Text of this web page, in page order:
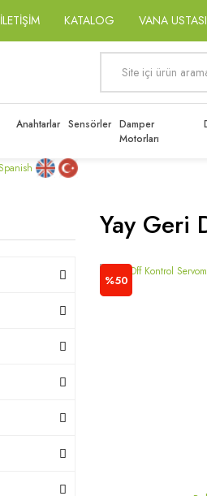
İLETİŞİM KATALOG VANA USTASI
Anahtarlar Sensörler Damper
Motorları
Yay Geri
%50